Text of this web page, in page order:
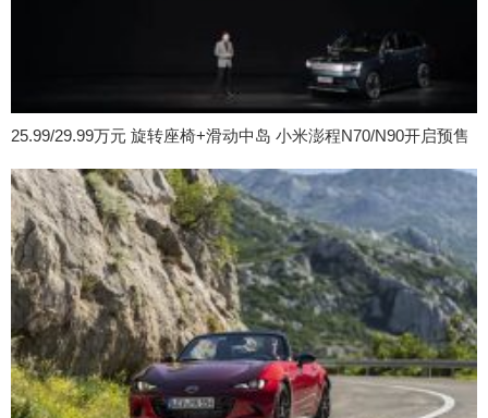
25.99/29.99万元 旋转座椅+滑动中岛 小米澎程N70/N90开启预售